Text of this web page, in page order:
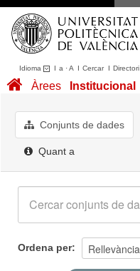
Idioma I a ·A I CercarI Directori
Conjunts de dades
Quant a
Àrees Institucional
Conjunts de dades
Quant a
Ordena per